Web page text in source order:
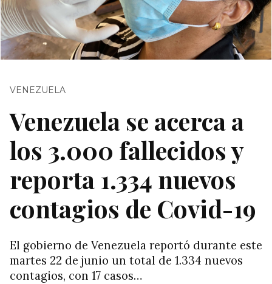
VENEZUELA
Venezuela se acerca a
los 3.000 fallecidos y
reporta 1.334 nuevos
contagios de Covid-19
El gobierno de Venezuela reportó durante este
martes 22 de junio un total de 1.334 nuevos
contagios, con 17 casos…